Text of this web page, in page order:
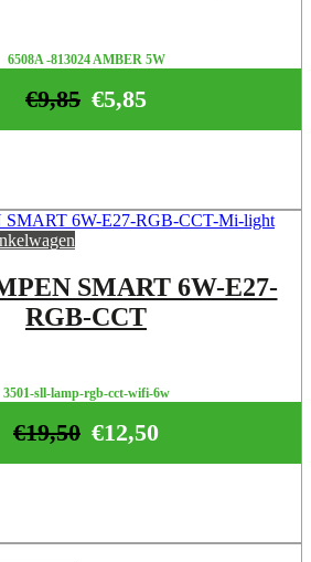
6508A -813024 AMBER 5W
€5,85
€9,85
SMART 6W-E27-
RGB-CCT
3501-sll-lamp-rgb-cct-wifi-6w
€12,50
€19,50